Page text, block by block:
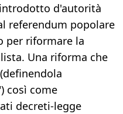
d'autorità
referendum popolare
per riformare la
Una riforma che
così come
decreti-legge